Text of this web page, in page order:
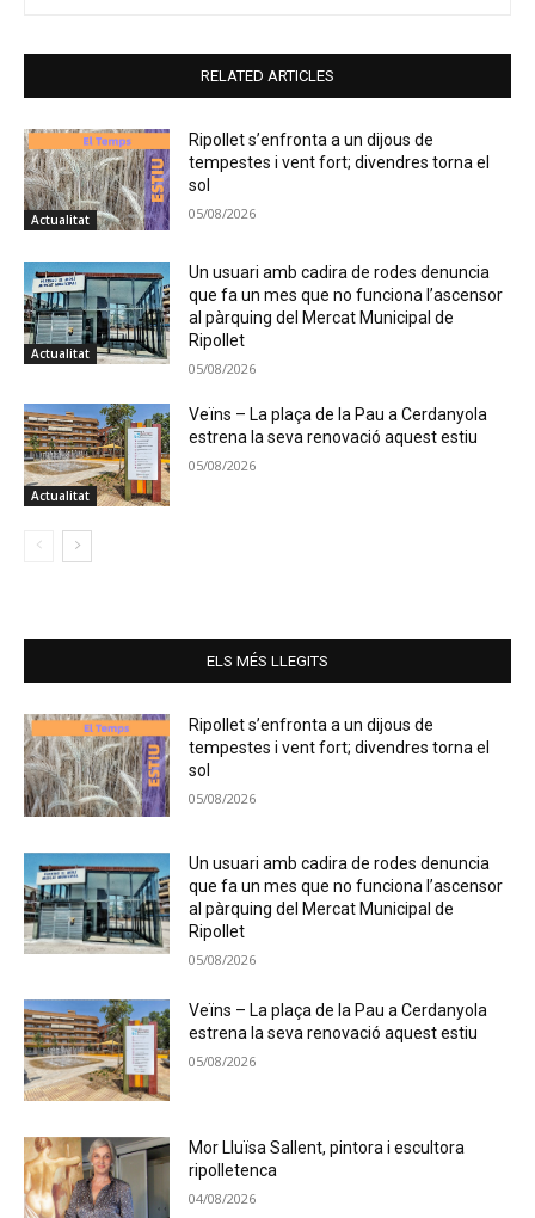
RELATED ARTICLES
Actualitat
Ripollet s’enfronta a un dijous de
tempestes i vent fort; divendres torna el
sol
05/08/2026
Actualitat
Un usuari amb cadira de rodes denuncia
que fa un mes que no funciona l’ascensor
al pàrquing del Mercat Municipal de
Ripollet
05/08/2026
Actualitat
Veïns – La plaça de la Pau a Cerdanyola
estrena la seva renovació aquest estiu
05/08/2026
ELS MÉS LLEGITS
Ripollet s’enfronta a un dijous de
tempestes i vent fort; divendres torna el
sol
05/08/2026
Un usuari amb cadira de rodes denuncia
que fa un mes que no funciona l’ascensor
al pàrquing del Mercat Municipal de
Ripollet
05/08/2026
Veïns – La plaça de la Pau a Cerdanyola
estrena la seva renovació aquest estiu
05/08/2026
Mor Lluïsa Sallent, pintora i escultora
ripolletenca
04/08/2026